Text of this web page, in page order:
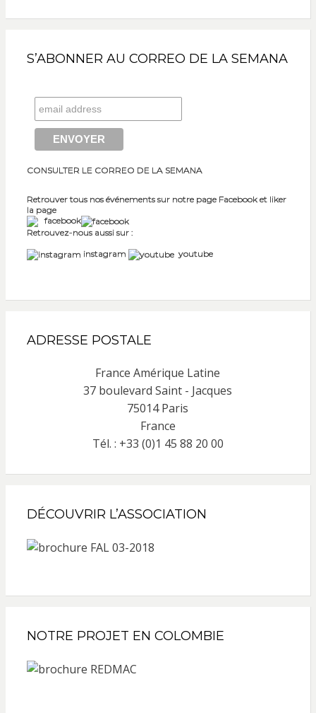
S’ABONNER AU CORREO DE LA SEMANA
CONSULTER LE CORREO DE LA SEMANA
Retrouver tous nos événements sur notre page Facebook et liker
la page
facebook
Retrouvez-nous aussi sur :
instagram
youtube
ADRESSE POSTALE
France Amérique Latine
37 boulevard Saint - Jacques
75014 Paris
France
Tél. : +33 (0)1 45 88 20 00
DÉCOUVRIR L’ASSOCIATION
NOTRE PROJET EN COLOMBIE